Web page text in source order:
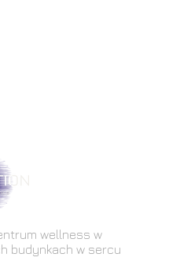
wellness w
budynkach w sercu